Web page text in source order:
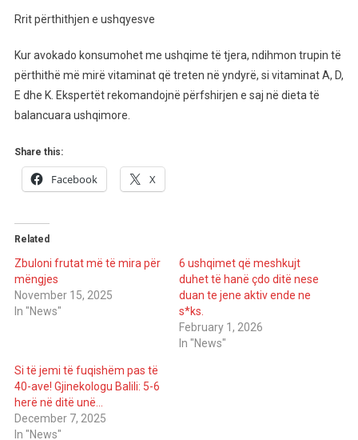
Rrit përthithjen e ushqyesve
Kur avokado konsumohet me ushqime të tjera, ndihmon trupin të
përthithë më mirë vitaminat që treten në yndyrë, si vitaminat A, D,
E dhe K. Ekspertët rekomandojnë përfshirjen e saj në dieta të
balancuara ushqimore.
Share this:
Facebook X
Related
Zbuloni frutat më të mira për
mëngjes
November 15, 2025
In "News"
6 ushqimet që meshkujt
duhet të hanë çdo ditë nese
duan te jene aktiv ende ne
s*ks.
February 1, 2026
In "News"
Si të jemi të fuqishëm pas të
40-ave! Gjinekologu Balili: 5-6
herë në ditë unë…
December 7, 2025
In "News"